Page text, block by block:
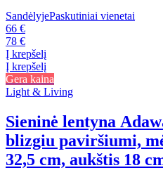
SandėlyjePaskutiniai vienetai
66 €
78 €
Į krepšelį
Į krepšelį
Gera kaina
Light & Living
Sieninė lentyna
blizgiu paviršiumi,
32,5 cm, aukštis 18